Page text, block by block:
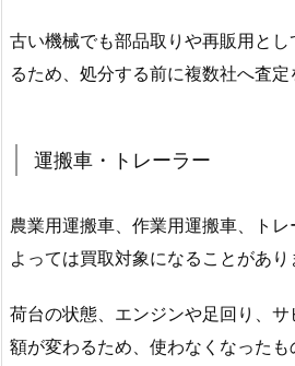
古い機械でも部品取りや再販用と
るため、処分する前に複数社へ査定
運搬車・トレーラー
農業用運搬車、作業用運搬車、ト
よっては買取対象になることがあり
荷台の状態、エンジンや足回り、
額が変わるため、使わなくなった